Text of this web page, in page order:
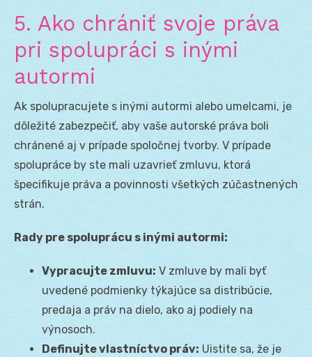
5. Ako chrániť svoje práva
pri spolupráci s inými
autormi
Ak spolupracujete s inými autormi alebo umelcami, je
dôležité zabezpečiť, aby vaše autorské práva boli
chránené aj v prípade spoločnej tvorby. V prípade
spolupráce by ste mali uzavrieť zmluvu, ktorá
špecifikuje práva a povinnosti všetkých zúčastnených
strán.
Rady pre spoluprácu s inými autormi:
Vypracujte zmluvu: V zmluve by mali byť
uvedené podmienky týkajúce sa distribúcie,
predaja a práv na dielo, ako aj podiely na
výnosoch.
Definujte vlastníctvo práv: Uistite sa, že je